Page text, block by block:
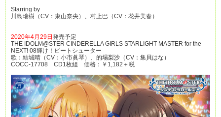
Starring by
川島瑞樹（CV：東山奈央）、村上巴（CV：花井美春）
2020年4月29日 発売予定
THE IDOLM@STER CINDERELLA GIRLS STARLIGHT MASTER for the
NEXT! 08輝け！ビートシューター
歌：結城晴（CV：小市眞琴）、的場梨沙（CV：集貝はな）
COCC-17708 CD1枚組 価格：￥1,182＋税